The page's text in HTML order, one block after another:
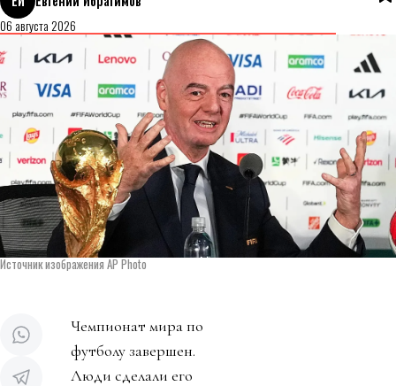
06 августа 2026
Источник изображения AP Photo
Чемпионат мира по
футболу завершен.
Люди сделали его